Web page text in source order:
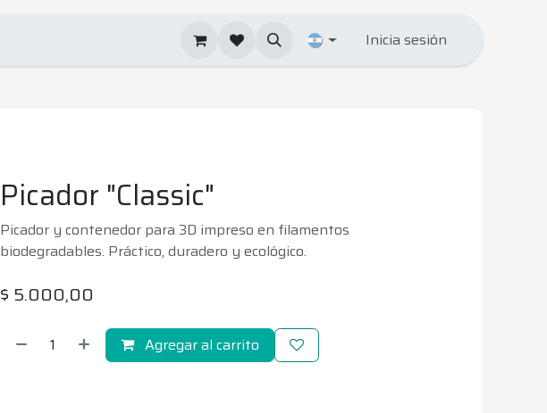
Inicia sesión
Picador "Classic"
Picador y contenedor para 3D impreso en filamentos
biodegradables. Práctico, duradero y ecológico.
$ 5.000,00
Agregar al carrito